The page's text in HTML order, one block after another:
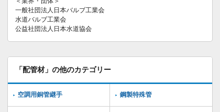
一般社団法人日本バルブ工業会
水道バルブ工業会
公益社団法人日本水道協会
「配管材」の他のカテゴリー
空調用銅管継手 鋼製特殊管